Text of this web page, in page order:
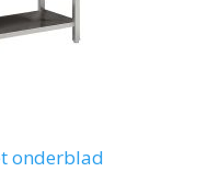
onderblad